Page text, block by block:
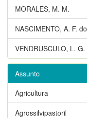
MORALES, M. M.
NASCIMENTO, A. F. do
VENDRUSCULO, L. G.
Assunto
Agricultura
Agrossilvipastoril